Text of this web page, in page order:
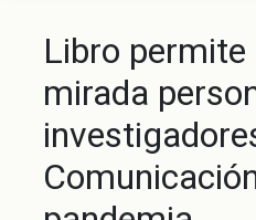
Libro permite
mirada